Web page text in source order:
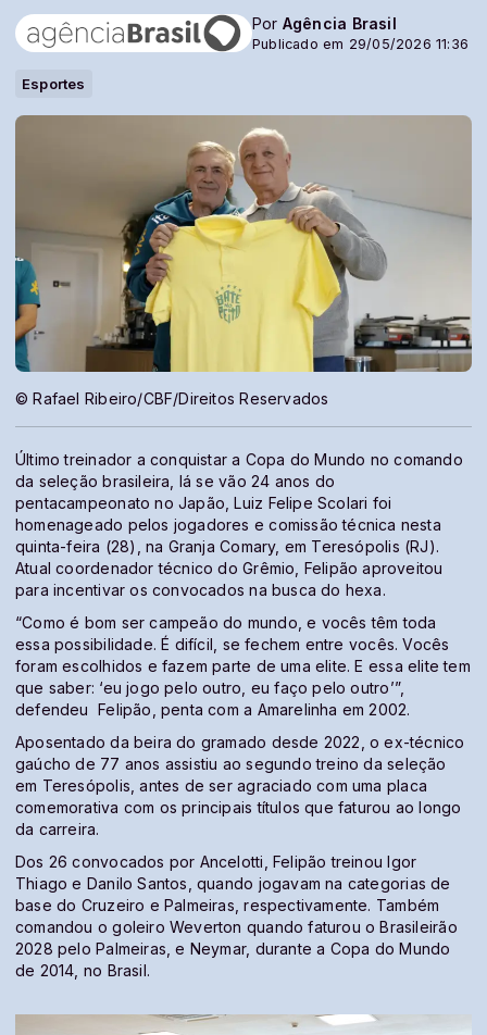
Por Agência Brasil
Publicado em 29/05/2026 11:36
Esportes
© Rafael Ribeiro/CBF/Direitos Reservados
Último treinador a conquistar a Copa do Mundo no comando
da seleção brasileira, lá se vão 24 anos do
pentacampeonato no Japão, Luiz Felipe Scolari foi
homenageado pelos jogadores e comissão técnica nesta
quinta-feira (28), na Granja Comary, em Teresópolis (RJ).
Atual coordenador técnico do Grêmio, Felipão aproveitou
para incentivar os convocados na busca do hexa.
“Como é bom ser campeão do mundo, e vocês têm toda
essa possibilidade. É difícil, se fechem entre vocês. Vocês
foram escolhidos e fazem parte de uma elite. E essa elite tem
que saber: ‘eu jogo pelo outro, eu faço pelo outro’”,
defendeu Felipão, penta com a Amarelinha em 2002.
Aposentado da beira do gramado desde 2022, o ex-técnico
gaúcho de 77 anos assistiu ao segundo treino da seleção
em Teresópolis, antes de ser agraciado com uma placa
comemorativa com os principais títulos que faturou ao longo
da carreira.
Dos 26 convocados por Ancelotti, Felipão treinou Igor
Thiago e Danilo Santos, quando jogavam na categorias de
base do Cruzeiro e Palmeiras, respectivamente. Também
comandou o goleiro Weverton quando faturou o Brasileirão
2028 pelo Palmeiras, e Neymar, durante a Copa do Mundo
de 2014, no Brasil.